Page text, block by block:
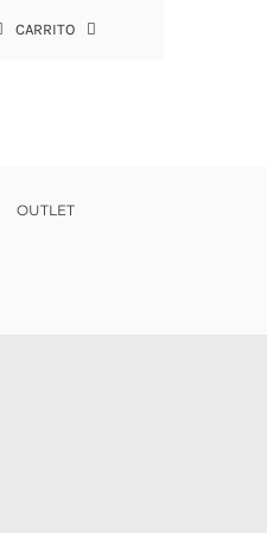
CARRITO
OUTLET